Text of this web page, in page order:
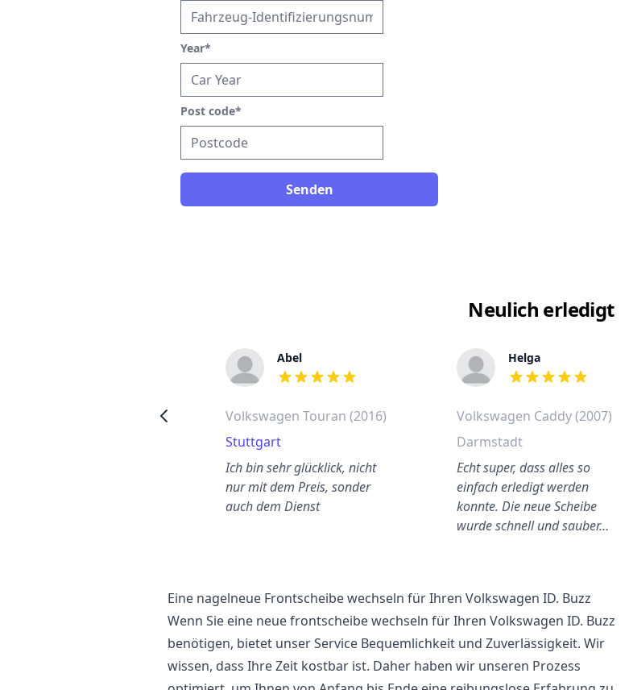
Year*
Post code*
Senden
Neulich erledigt
Abel
out of 5 stars
Volkswagen Touran (2016)
Stuttgart
Ich bin sehr glücklick, nicht
nur mit dem Preis, sonder
auch dem Dienst
Helga
out of 5 stars
Volkswagen Caddy (2007)
Darmstadt
Echt super, dass alles so
einfach erledigt werden
konnte. Die neue Scheibe
wurde schnell und sauber…
Eine nagelneue Frontscheibe wechseln für Ihren Volkswagen ID. Buzz
Wenn Sie eine neue frontscheibe wechseln für Ihren Volkswagen ID. Buzz
benötigen, bietet unser Service Bequemlichkeit und Zuverlässigkeit. Wir
wissen, dass Ihre Zeit kostbar ist. Daher haben wir unseren Prozess